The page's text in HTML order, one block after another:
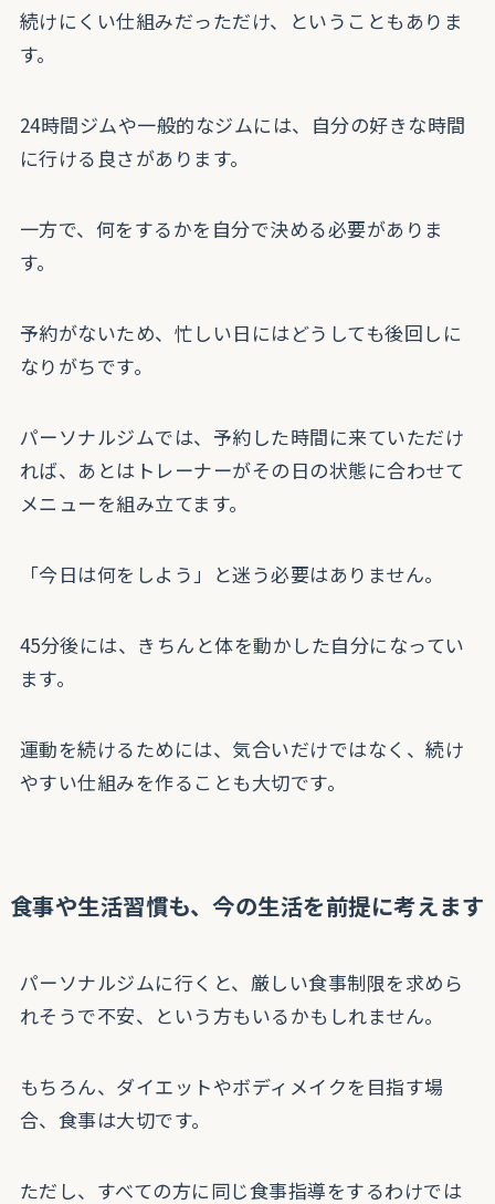
続けにくい仕組みだっただけ、ということもありま
す。
24時間ジムや一般的なジムには、自分の好きな時間
に行ける良さがあります。
一方で、何をするかを自分で決める必要がありま
す。
予約がないため、忙しい日にはどうしても後回しに
なりがちです。
パーソナルジムでは、予約した時間に来ていただけ
れば、あとはトレーナーがその日の状態に合わせて
メニューを組み立てます。
「今日は何をしよう」と迷う必要はありません。
45分後には、きちんと体を動かした自分になってい
ます。
運動を続けるためには、気合いだけではなく、続け
やすい仕組みを作ることも大切です。
食事や生活習慣も、今の生活を前提に考えます
パーソナルジムに行くと、厳しい食事制限を求めら
れそうで不安、という方もいるかもしれません。
もちろん、ダイエットやボディメイクを目指す場
合、食事は大切です。
ただし、すべての方に同じ食事指導をするわけでは